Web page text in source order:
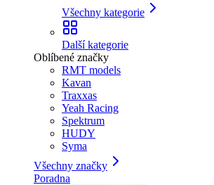
Všechny kategorie
Další kategorie
Oblíbené značky
RMT models
Kavan
Traxxas
Yeah Racing
Spektrum
HUDY
Syma
Všechny značky
Poradna